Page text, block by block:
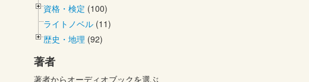
資格・検定 (100)
ライトノベル (11)
歴史・地理 (92)
著者
著者からオーディオブックを選ぶ